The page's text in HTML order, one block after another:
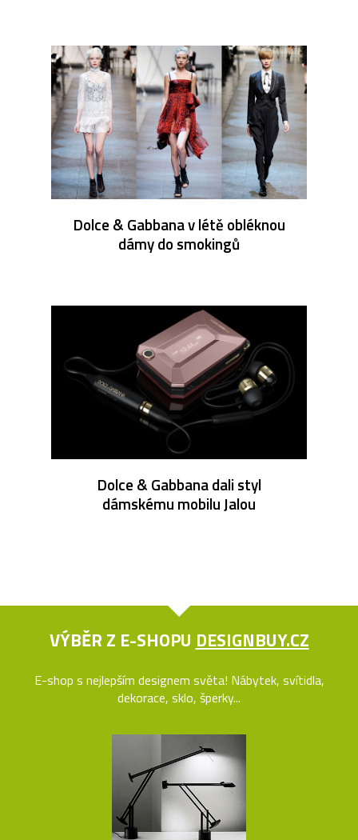
Dolce & Gabbana v létě obléknou
dámy do smokingů
Dolce & Gabbana dali styl
dámskému mobilu Jalou
VÝBĚR Z E-SHOPU DESIGNBUY.CZ
E-shop s nejlepším designem světa! Nábytek, svítidla,
dekorace, sklo, šperky...